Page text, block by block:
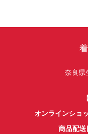
奈良県
オンラインショ
商品配